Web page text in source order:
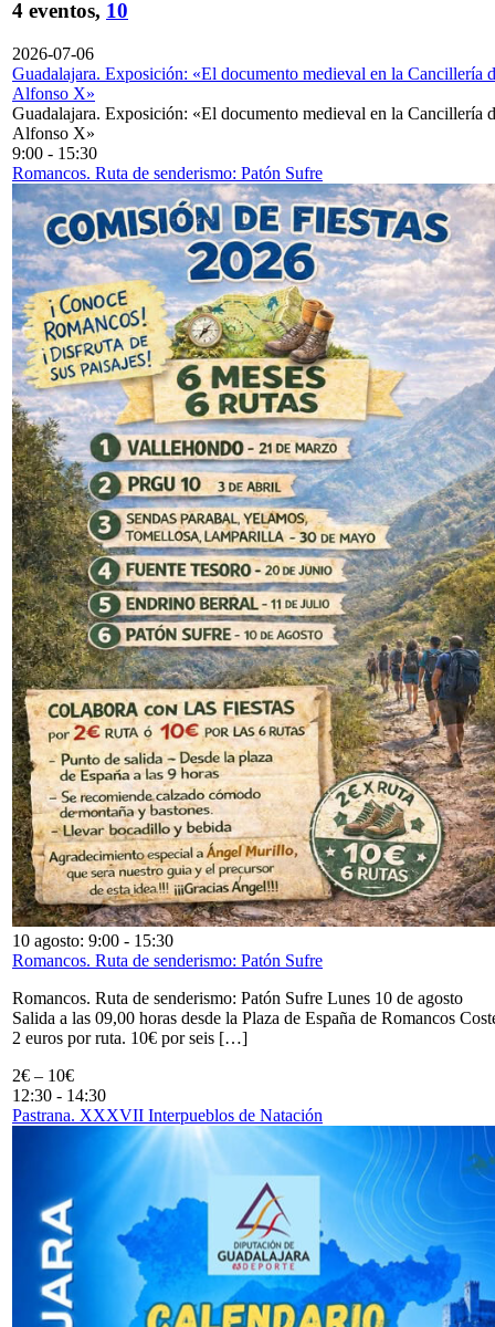
4 eventos, 10
2026-07-06
Guadalajara. Exposición: «El documento medieval en la Cancillería
Alfonso X»
Guadalajara. Exposición: «El documento medieval en la Cancillería
Alfonso X»
9:00 - 15:30
Romancos. Ruta de senderismo: Patón Sufre
10 agosto: 9:00 - 15:30
Romancos. Ruta de senderismo: Patón Sufre
Romancos. Ruta de senderismo: Patón Sufre Lunes 10 de agosto
Salida a las 09,00 horas desde la Plaza de España de Romancos
2 euros por ruta. 10€ por seis […]
2€ – 10€
12:30 - 14:30
Pastrana. XXXVII Interpueblos de Natación